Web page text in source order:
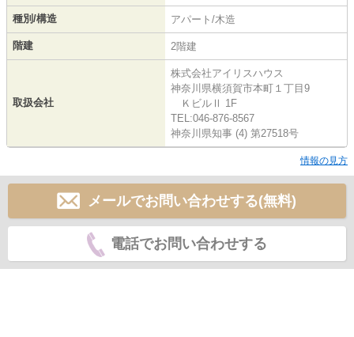
種別/構造 アパート/木造
階建 2階建
取扱会社
株式会社アイリスハウス
神奈川県横須賀市本町１丁目9
ＫビルⅡ 1F
TEL:046-876-8567
神奈川県知事 (4) 第27518号
情報の見方
メールでお問い合わせする(無料)
電話でお問い合わせする